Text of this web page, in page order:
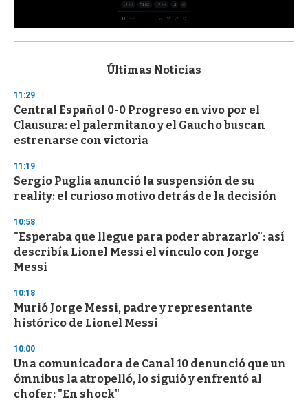
s
d
s
o
f
3
s
e
c
o
d
s
Últimas Noticias
11:29
Central Español 0-0 Progreso en vivo por el
Clausura: el palermitano y el Gaucho buscan
estrenarse con victoria
11:19
Sergio Puglia anunció la suspensión de su
reality: el curioso motivo detrás de la decisión
10:58
"Esperaba que llegue para poder abrazarlo": así
describía Lionel Messi el vínculo con Jorge
Messi
10:18
Murió Jorge Messi, padre y representante
histórico de Lionel Messi
10:00
Una comunicadora de Canal 10 denunció que un
ómnibus la atropelló, lo siguió y enfrentó al
chofer: "En shock"